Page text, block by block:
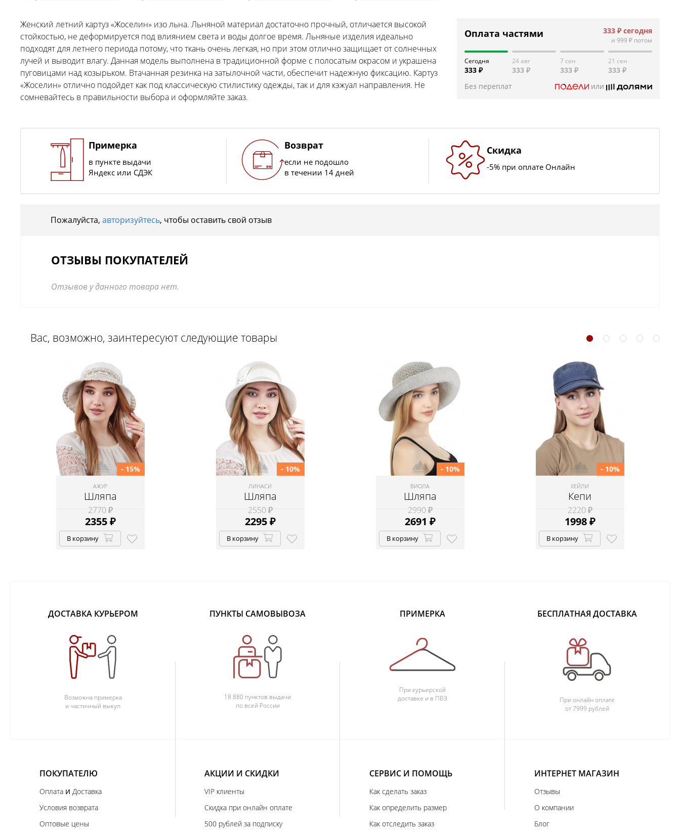
Женский летний картуз «Жоселин» изо льна. Льняной материал достаточно прочный, отличается высокой
стойкостью, не деформируется под влиянием света и воды долгое время. Льняные изделия идеально
подходят для летнего периода потому, что ткань очень легкая, но при этом отлично защищает от солнечных
лучей и выводит влагу. Данная модель выполнена в традиционной форме с полосатым окрасом и украшена
пуговицами над козырьком. Втачанная резинка на затылочной части, обеспечит надежную фиксацию. Картуз
«Жоселин» отлично подойдет как под классическую стилистику одежды, так и для кэжуал направления. Не
сомневайтесь в правильности выбора и оформляйте заказ.
Оплата частями 333 ₽сегодня
и 999 ₽потом
Сегодня
333 ₽
24 авг
333 ₽
7 сен
333 ₽
21 сен
333 ₽
Без переплат
или
Примерка
в пункте выдачи
Яндекс или СДЭК
Возврат
если не подошло
в течении 14 дней
Скидка
-5% при оплате Онлайн
Пожалуйста, авторизуйтесь, чтобы оставить свой отзыв
ОТЗЫВЫ ПОКУПАТЕЛЕЙ
Отзывов у данного товара нет.
Вас, возможно, заинтересуют следующие товары
АЖУР
Шляпа
2770 ₽
2355₽
- 15%
В корзину
ЛИНАСИ
Шляпа
2550 ₽
2295₽
- 10%
В корзину
ВИОЛА
Шляпа
2990 ₽
2691 ₽
- 10%
В корзину
ХЕЙЛИ
Кепи
2220 ₽
1998₽
- 10%
В корзину
ДОСТАВКА КУРЬЕРОМ
Возможна примерка
и частичный выкуп
ПУНКТЫ САМОВЫВОЗА
18 880 пунктов выдачи
по всей России
ПРИМЕРКА
При курьерской
доставке и в ПВЗ
БЕСПЛАТНАЯ ДОСТАВКА
При онлайн оплате
от 7999 рублей
ПОКУПАТЕЛЮ
Оплата и Доставка
Условия возврата
Оптовые цены
АКЦИИ И СКИДКИ
VIP клиенты
Скидка при онлайн оплате
500 рублей за подписку
СЕРВИС И ПОМОЩЬ
Как сделать заказ
Как определить размер
Как отследить заказ
ИНТЕРНЕТ МАГАЗИН
Отзывы
О компании
Блог